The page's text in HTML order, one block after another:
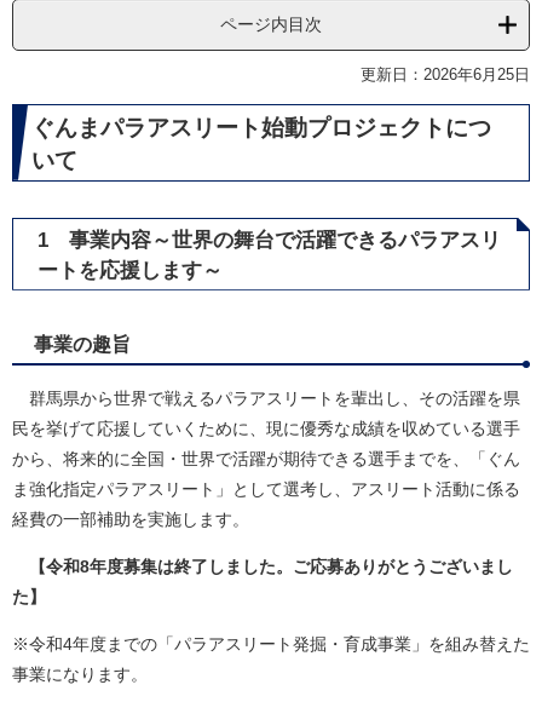
ページ内目次
更新日：2026年6月25日
ぐんまパラアスリート始動プロジェクトにつ
いて
1 事業内容～世界の舞台で活躍できるパラアスリ
ートを応援します～
事業の趣旨
群馬県から世界で戦えるパラアスリートを輩出し、その活躍を県
民を挙げて応援していくために、現に優秀な成績を収めている選手
から、将来的に全国・世界で活躍が期待できる選手までを、「ぐん
ま強化指定パラアスリート」として選考し、アスリート活動に係る
経費の一部補助を実施します。
【令和8年度募集は終了しました。ご応募ありがとうございまし
た】
※令和4年度までの「パラアスリート発掘・育成事業」を組み替えた
事業になります。